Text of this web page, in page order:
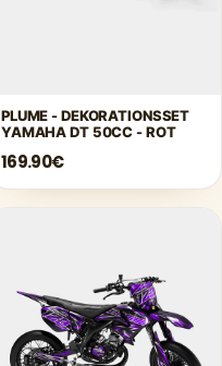
PLUME - DEKORATIONSSET
YAMAHA DT 50CC - ROT
169.90€